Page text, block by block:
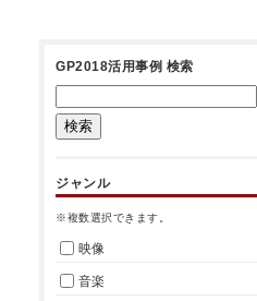
GP2018活用事例 検索
ジャンル
※複数選択できます。
映像
音楽